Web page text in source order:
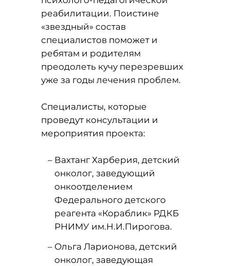
реабилитации. Поистине
«звездный» состав
специалистов поможет и
ребятам и родителям
преодолеть кучу перезревших
уже за годы лечения проблем.
Специалисты, которые
проведут консультации и
мероприятия проекта:
Вахтанг Харберия, детский
онколог, заведующий
онкоотделением
Федерального детского
реагента «Кораблик» РДКБ
РНИМУ им.Н.И.Пирогова.
Ольга Ларионова, детский
онколог, заведующая